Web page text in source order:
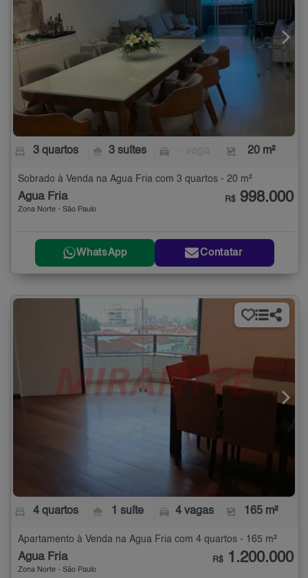
3 quartos 3 suítes 20 m²
Sobrado à Venda na Água Fria com 3 quartos - 20 m²
Água Fria
Zona Norte - São Paulo
R$ 998.000
WhatsApp Contatar
4 quartos 1 suíte 4 vagas 165 m²
Apartamento à Venda na Água Fria com 4 quartos - 165 m²
Água Fria
Zona Norte - São Paulo
R$ 1.200.000